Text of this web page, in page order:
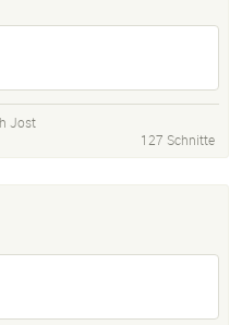
Jost
127 Schnitte